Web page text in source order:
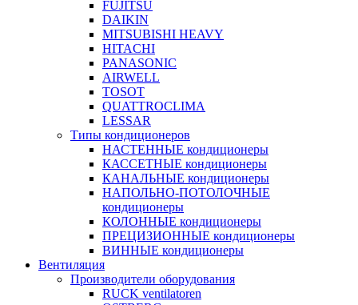
FUJITSU
DAIKIN
MITSUBISHI HEAVY
HITACHI
PANASONIC
AIRWELL
TOSOT
QUATTROCLIMA
LESSAR
Типы кондиционеров
НАСТЕННЫЕ кондиционеры
КАССЕТНЫЕ кондиционеры
КАНАЛЬНЫЕ кондиционеры
НАПОЛЬНО-ПОТОЛОЧНЫЕ
кондиционеры
КОЛОННЫЕ кондиционеры
ПРЕЦИЗИОННЫЕ кондиционеры
ВИННЫЕ кондиционеры
Вентиляция
Производители оборудования
RUCK ventilatoren